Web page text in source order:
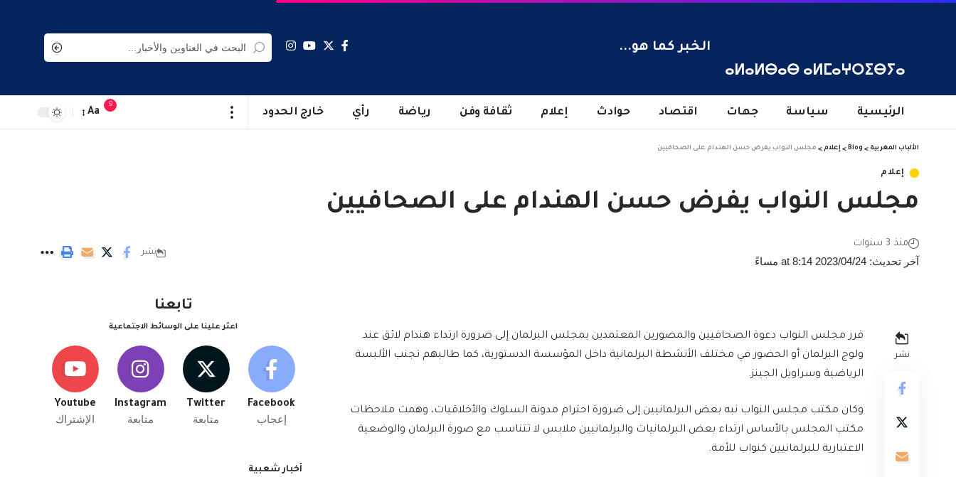
ⴰⵍⴰⵍⴱⴰⴱ ⴰⵍⵎⴰⵖⵔⵉⴱⵢⴰ
الخبر كما هو...
الرئيسية سياسة جهات اقتصاد حوادث إعلام ثقافة وفن رياضة رأي خارج الحدود
9
Aa
الألباب المغربية >
Blog
> إعلام > مجلس النواب يفرض حسن الهندام على الصحافيين
إعلام
مجلس النواب يفرض حسن الهندام على الصحافيين
آخر تحديث: 2023/04/24 at 8:14 مساءً
منذ 3 سنوات
نشر
نشر
قرر مجلس النواب دعوة الصحافيين والمصورين المعتمدين بمجلس البرلمان إلى ضرورة ارتداء هندام لائق عند
ولوج البرلمان أو الحضور في مختلف الأنشطة البرلمانية داخل المؤسسة الدستورية، كما طالبهم تجنب الألبسة
الرياضية وسراويل الجينز.
وكان مكتب مجلس النواب نبه بعض البرلمانيين إلى ضرورة احترام مدونة السلوك والأخلاقيات، وهمت ملاحظات
مكتب المجلس بالأساس ارتداء بعض البرلمانيات والبرلمانيين ملابس لا تتناسب مع صورة البرلمان والوضعية
الاعتبارية للبرلمانيين كنواب للأمة.
تابعنا
اعثر علينا على الوسائط الاجتماعية
Facebook
إعجاب
Twitter
متابعة
Instagram
متابعة
Youtube
الإشتراك
أخبار شعبية